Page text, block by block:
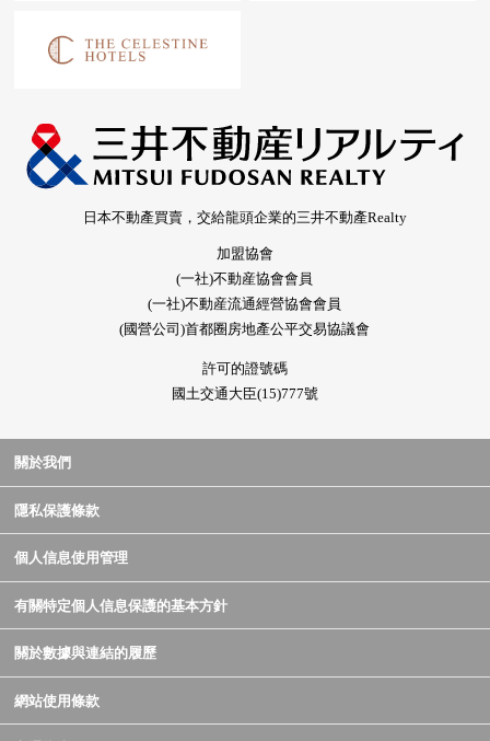
日本不動產買賣，交給龍頭企業的三井不動產Realty
加盟協會
(一社)不動産協會會員
(一社)不動産流通經營協會會員
(國營公司)首都圈房地產公平交易協議會
許可的證號碼
國土交通大臣(15)777號
關於我們
隱私保護條款
個人信息使用管理
有關特定個人信息保護的基本方針
關於數據與連結的履歷
網站使用條款